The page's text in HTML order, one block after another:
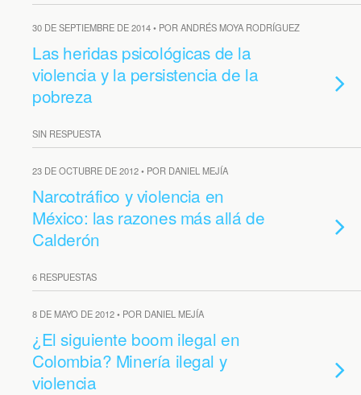
30 DE SEPTIEMBRE DE 2014 • POR ANDRÉS MOYA RODRÍGUEZ
Las heridas psicológicas de la
violencia y la persistencia de la
pobreza
SIN RESPUESTA
23 DE OCTUBRE DE 2012 • POR DANIEL MEJÍA
Narcotráfico y violencia en
México: las razones más allá de
Calderón
6 RESPUESTAS
8 DE MAYO DE 2012 • POR DANIEL MEJÍA
¿El siguiente boom ilegal en
Colombia? Minería ilegal y
violencia